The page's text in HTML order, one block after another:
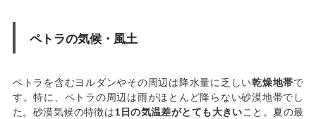
ペトラの気候・風土
ペトラを含むヨルダンやその周辺は降水量に乏しい乾燥地帯で
す。特に、ペトラの周辺は雨がほとんど降らない砂漠地帯でし
た。砂漠気候の特徴は1日の気温差がとても大きいこと。夏の最